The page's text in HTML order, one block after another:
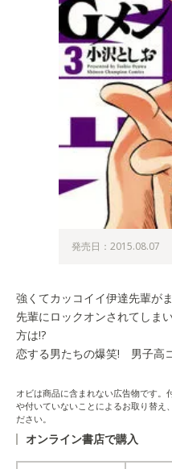
発売日：2015.08.07
強くてカッコイイ伊達先輩が
先輩にロックオンされてしま
方は!?
恋する男たちの爆笑! 男子高
オビは商品に含まれない広告物です。
や付いていないことによるお取り替え
ださい。
オンライン書店で購入